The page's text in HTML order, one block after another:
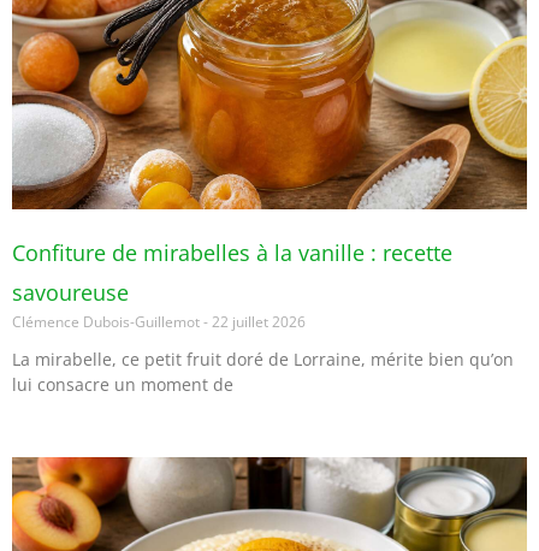
Confiture de mirabelles à la vanille : recette
savoureuse
Clémence Dubois-Guillemot 22 juillet 2026
La mirabelle, ce petit fruit doré de Lorraine, mérite bien qu’on
lui consacre un moment de